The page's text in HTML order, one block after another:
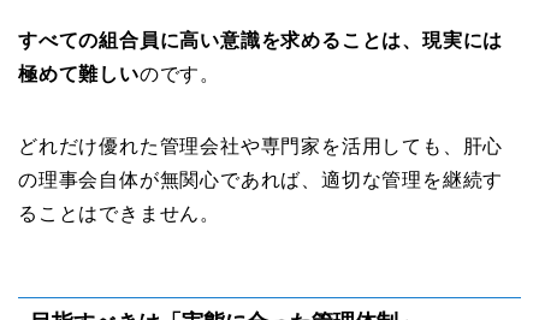
すべての組合員に高い意識を求めることは、現実には
極めて難しいのです。
どれだけ優れた管理会社や専門家を活用しても、肝心
の理事会自体が無関心であれば、適切な管理を継続す
ることはできません。